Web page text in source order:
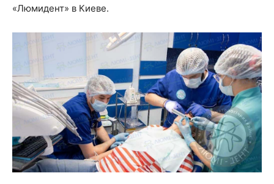
«Люмидент» в Киеве.